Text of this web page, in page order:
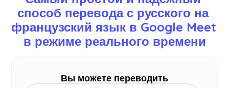
французский, немецкий, шведский, финский,
арабский, хинди, урду, турецкий, норвежский,
итальянский, бирманский, русский,
филиппинский, суахили, венгерский и
способ перевода с русского на
французский язык в Google Meet
в режиме реального времени
Вы можете переводить